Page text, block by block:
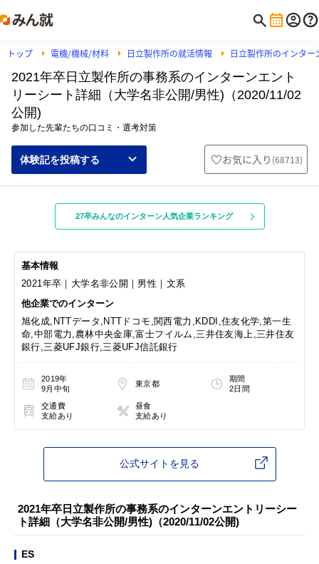
トップ 電機/機械/材料 日立製作所の就活情報 日立製作所のインター
2021年卒日立製作所の事務系のインターンエント
リーシート詳細（大学名非公開/男性)（2020/11/02
公開)
参加した先輩たちの口コミ・選考対策
体験記を投稿する お気に入り (68713)
27卒みんなのインターン人気企業ランキング
基本情報
2021年卒｜大学名非公開｜男性｜文系
他企業でのインターン
旭化成,NTTデータ,NTTドコモ,関西電力,KDDI,住友化学,第一生
命,中部電力,農林中央金庫,富士フイルム,三井住友海上,三井住友
銀行,三菱UFJ銀行,三菱UFJ信託銀行
2019年
9月中旬
東京都
期間
2日間
交通費
支給あり
昼食
支給あり
公式サイトを見る
2021年卒日立製作所の事務系のインターンエントリーシー
ト詳細（大学名非公開/男性)（2020/11/02公開)
ES